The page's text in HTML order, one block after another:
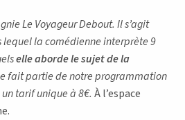
Le Voyageur Debout. Il s’agit
lequel la comédienne interprète 9
elle aborde le sujet de la
fait partie de notre programmation
tarif unique à 8€. À l’espace